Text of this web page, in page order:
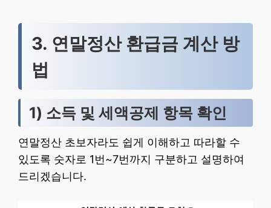
3. 연말정산 환급금 계산 방
법
1) 소득 및 세액공제 항목 확인
연말정산 초보자라도 쉽게 이해하고 따라할 수
있도록 숫자로 1번~7번까지 구분하고 설명하여
드리겠습니다.